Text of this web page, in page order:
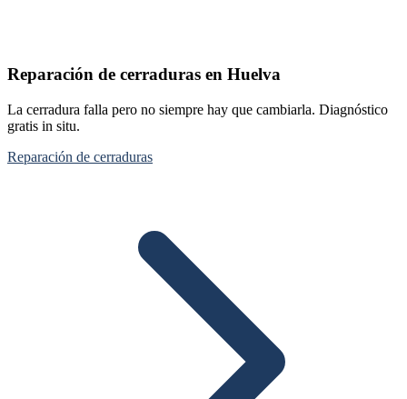
Reparación de cerraduras en Huelva
La cerradura falla pero no siempre hay que cambiarla. Diagnóstico
gratis in situ.
Reparación de cerraduras